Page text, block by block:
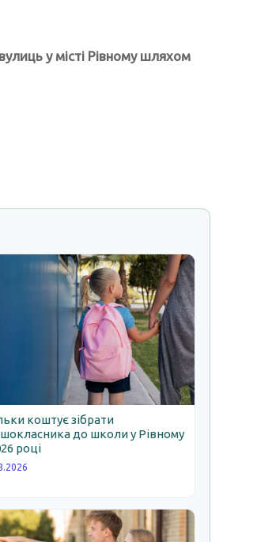
у місті Рівному шляхом
коштує зібрати
до школи у Рівному
році